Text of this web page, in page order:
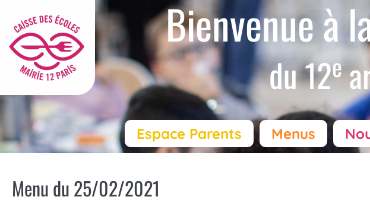
Bienvenue à
du 12e
Espace Parents
Menus
Menu du 25/02/2021